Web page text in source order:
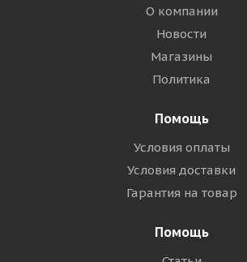
О компании
Новости
Магазины
Политика
Помощь
Условия оплаты
Условия доставки
Гарантия на товар
Помощь